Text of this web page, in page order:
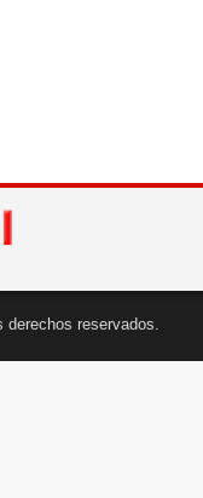
derechos reservados.